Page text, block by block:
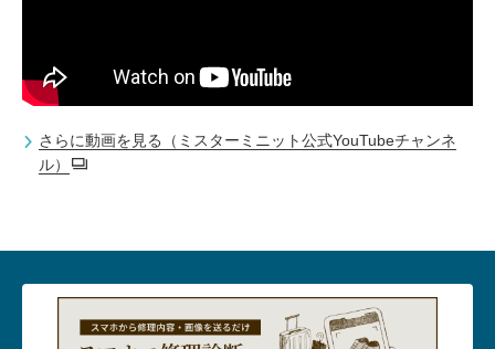
さらに動画を見る（ミスターミニット公式YouTubeチャンネ
ル）